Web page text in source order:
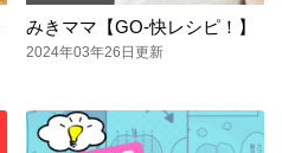
みきママ【GO-快レシピ！】
2024年03年26日更新